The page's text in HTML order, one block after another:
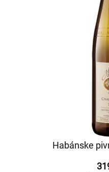
Habánske